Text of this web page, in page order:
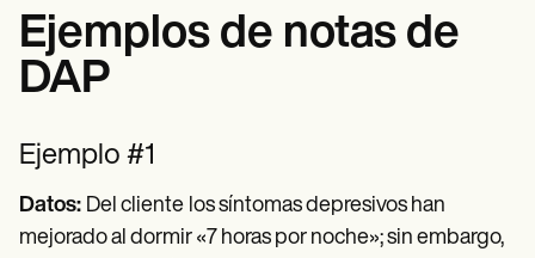
Ejemplos de notas de
DAP
Ejemplo #1
Datos: Del cliente los síntomas depresivos han
mejorado al dormir «7 horas por noche»; sin embargo,